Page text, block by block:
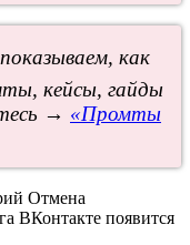
как
кейсы, гайды
→ «Промты
Отмена
ВКонтакте появится